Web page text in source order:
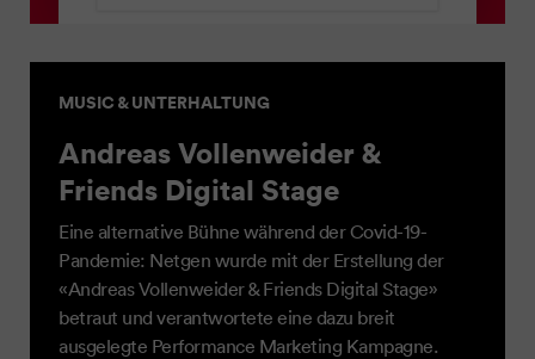
MUSIC & UNTERHALTUNG
Andreas Vollenweider &
Friends Digital Stage
Eine alternative Bühne während der Covid-19-
Pandemie: Netgen wurde mit der Erstellung der
«Andreas Vollenweider & Friends Digital Stage»
betraut und verantwortete eine dazu breit
ausgelegte Performance Marketing Kampagne.